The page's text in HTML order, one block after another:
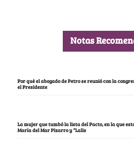
Notas
Por qué el abogado de Petro se reunió con la
el Presidente
La mujer que tumbó la lista del Pacto, en la que
María del Mar Pizarro y “Lalis